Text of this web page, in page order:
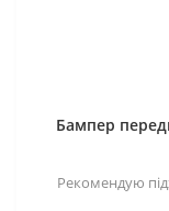
Бампер
Рекомендую